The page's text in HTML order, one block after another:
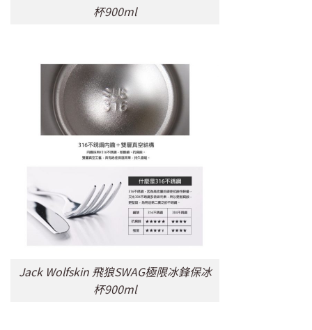
杯900ml
Jack Wolfskin 飛狼SWAG極限冰鋒保冰
杯900ml